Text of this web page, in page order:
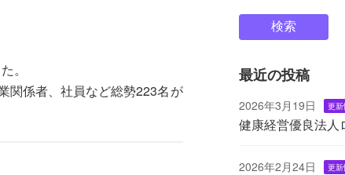
。
関係者、社員など総勢223名が
検索
最近の投稿
2026年3月19日 更新
健康経営優良法人
2026年2月24日 更新